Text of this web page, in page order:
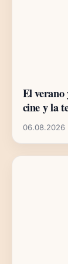
El verano
cine y la
06.08.2026